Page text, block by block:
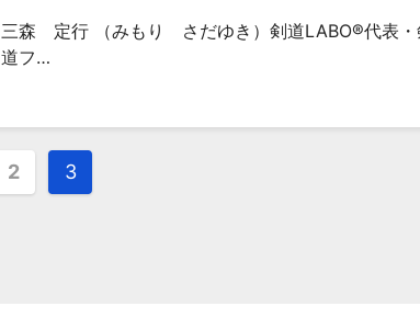
三森 定行 （みもり さだゆき）剣道LABO®︎代表・
道フ…
2 3